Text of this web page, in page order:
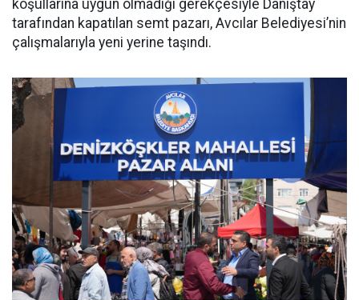
koşullarına uygun olmadığı gerekçesiyle Danıştay
tarafından kapatılan semt pazarı, Avcılar Belediyesi’nin
çalışmalarıyla yeni yerine taşındı.